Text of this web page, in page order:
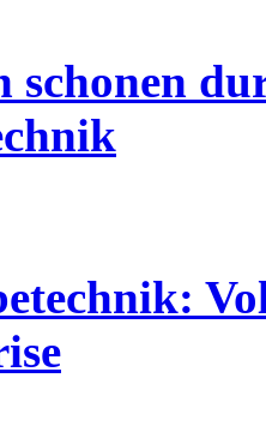
schonen